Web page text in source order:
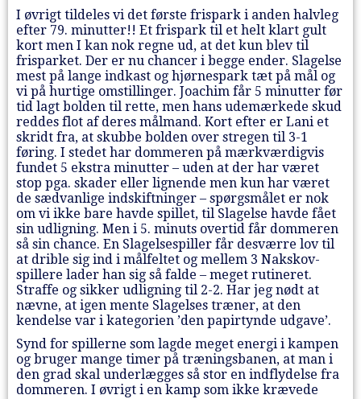
I øvrigt tildeles vi det første frispark i anden halvleg
efter 79. minutter!! Et frispark til et helt klart gult
kort men I kan nok regne ud, at det kun blev til
frisparket. Der er nu chancer i begge ender. Slagelse
mest på lange indkast og hjørnespark tæt på mål og
vi på hurtige omstillinger. Joachim får 5 minutter før
tid lagt bolden til rette, men hans udemærkede skud
reddes flot af deres målmand. Kort efter er Lani et
skridt fra, at skubbe bolden over stregen til 3-1
føring. I stedet har dommeren på mærkværdigvis
fundet 5 ekstra minutter – uden at der har været
stop pga. skader eller lignende men kun har været
de sædvanlige indskiftninger – spørgsmålet er nok
om vi ikke bare havde spillet, til Slagelse havde fået
sin udligning. Men i 5. minuts overtid får dommeren
så sin chance. En Slagelsespiller får desværre lov til
at drible sig ind i målfeltet og mellem 3 Nakskov-
spillere lader han sig så falde – meget rutineret.
Straffe og sikker udligning til 2-2. Har jeg nødt at
nævne, at igen mente Slagelses træner, at den
kendelse var i kategorien ’den papirtynde udgave’.
Synd for spillerne som lagde meget energi i kampen
og bruger mange timer på træningsbanen, at man i
den grad skal underlægges så stor en indflydelse fra
dommeren. I øvrigt i en kamp som ikke krævede